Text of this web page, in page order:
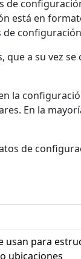
de
está en
a su vez
la
En la
de
usan para
ubicaciones